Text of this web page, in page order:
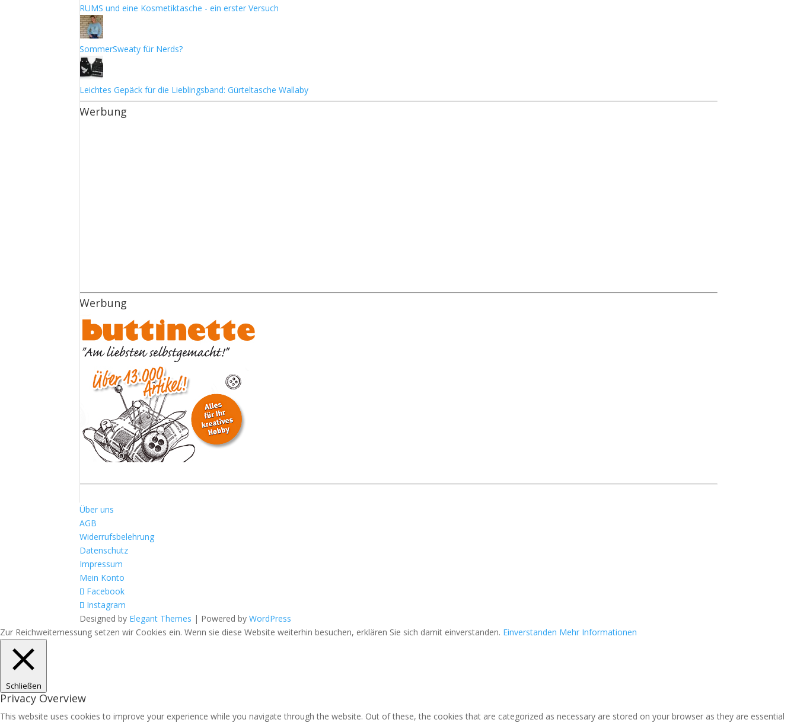
RUMS und eine Kosmetiktasche - ein erster Versuch
SommerSweaty für Nerds?
Leichtes Gepäck für die Lieblingsband: Gürteltasche Wallaby
Werbung
Werbung
Über uns
AGB
Widerrufsbelehrung
Datenschutz
Impressum
Mein Konto
Facebook
Instagram
Designed by Elegant Themes | Powered byWordPress
Zur Reichweitemessung setzen wir Cookies ein. Wenn sie diese Website weiterhin besuchen, erklären Sie sich damit einverstanden. Einverstanden Mehr Informationen
Schließen
Privacy Overview
This website uses cookies to improve your experience while you navigate through the website. Out of these, the cookies that are categorized as necessary are stored on your browser as they are essential